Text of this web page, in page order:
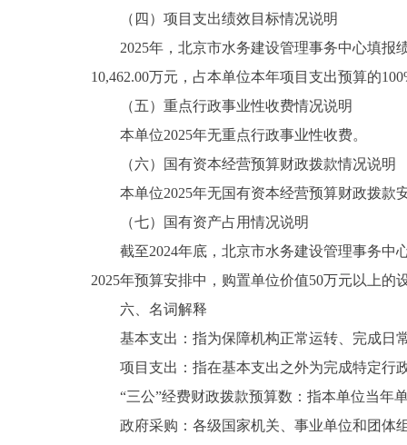
（四）项目支出绩效目标情况说明
2025年，北京市水务建设管理事务中心填报绩
10,462.00万元，占本单位本年项目支出预算的
（五）重点行政事业性收费情况说明
本单位2025年无重点行政事业性收费。
（六）国有资本经营预算财政拨款情况说明
本单位2025年无国有资本经营预算财政拨款
（七）国有资产占用情况说明
截至2024年底，北京市水务建设管理事务中心
2025年预算安排中，购置单位价值50万元以上的
六、名词解释
基本支出：指为保障机构正常运转、完成日
项目支出：指在基本支出之外为完成特定行
“三公”经费财政拨款预算数：指本单位当年单
政府采购：各级国家机关、事业单位和团体组